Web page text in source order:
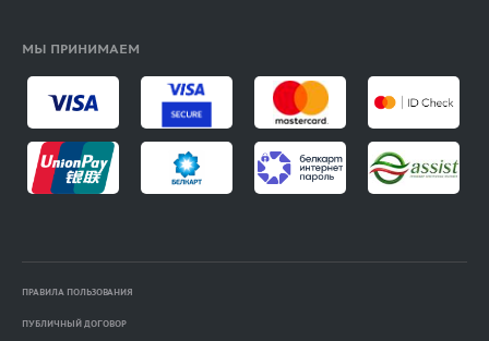
МЫ ПРИНИМАЕМ
ПРАВИЛА ПОЛЬЗОВАНИЯ
ПУБЛИЧНЫЙ ДОГОВОР